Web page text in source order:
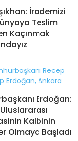
İrademizi
Teslim
Kaçınmak
Erdoğan:
Kalbinin
Olmaya Başladı